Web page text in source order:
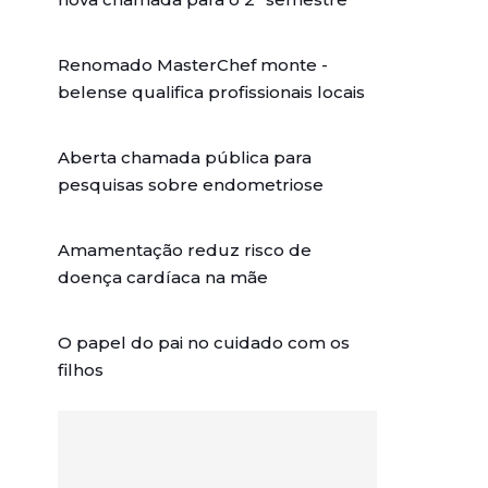
Renomado MasterChef monte -
belense qualifica profissionais locais
Aberta chamada pública para
pesquisas sobre endometriose
Amamentação reduz risco de
doença cardíaca na mãe
O papel do pai no cuidado com os
filhos